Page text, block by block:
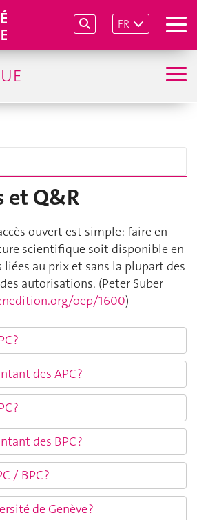
FR
et Q&R
ouvert est simple: faire en
scientifique soit disponible en
liées au prix et sans la plupart des
autorisations. (Peter Suber
oep/1600)
?
des APC ?
?
des BPC ?
/ BPC ?
de Genève ?